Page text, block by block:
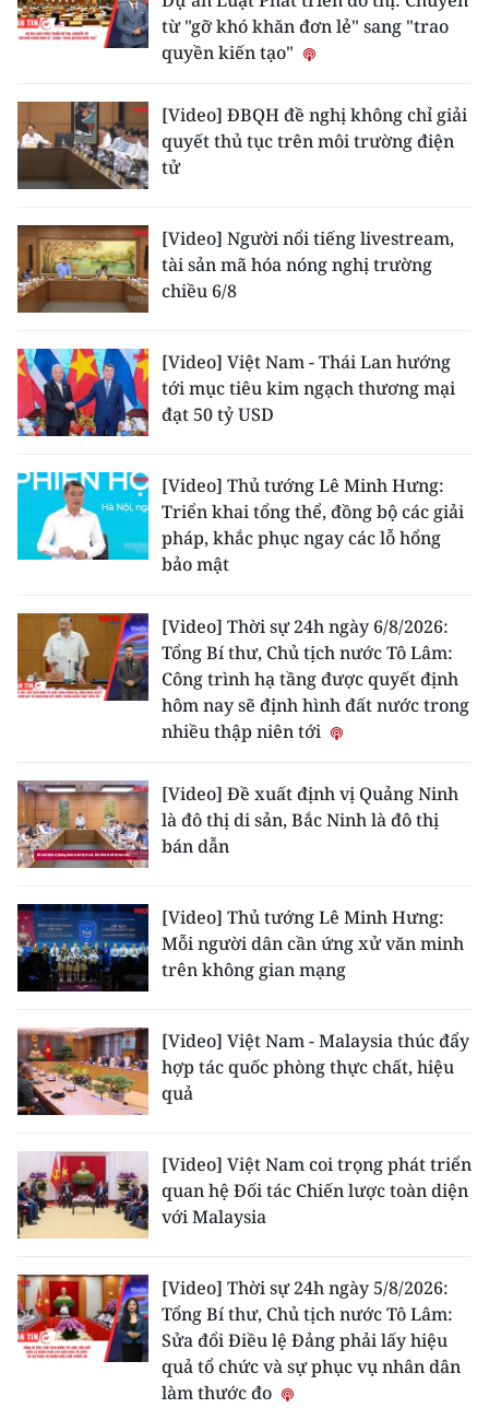
từ "gỡ khó khăn đơn lẻ" sang "trao
quyền kiến tạo"
[Video] ĐBQH đề nghị không chỉ giải
quyết thủ tục trên môi trường điện
tử
[Video] Người nổi tiếng livestream,
tài sản mã hóa nóng nghị trường
chiều 6/8
[Video] Việt Nam - Thái Lan hướng
tới mục tiêu kim ngạch thương mại
đạt 50 tỷ USD
[Video] Thủ tướng Lê Minh Hưng:
Triển khai tổng thể, đồng bộ các giải
pháp, khắc phục ngay các lỗ hổng
bảo mật
[Video] Thời sự 24h ngày 6/8/2026:
Tổng Bí thư, Chủ tịch nước Tô Lâm:
Công trình hạ tầng được quyết định
hôm nay sẽ định hình đất nước trong
nhiều thập niên tới
[Video] Đề xuất định vị Quảng Ninh
là đô thị di sản, Bắc Ninh là đô thị
bán dẫn
[Video] Thủ tướng Lê Minh Hưng:
Mỗi người dân cần ứng xử văn minh
trên không gian mạng
[Video] Việt Nam - Malaysia thúc đẩy
hợp tác quốc phòng thực chất, hiệu
quả
[Video] Việt Nam coi trọng phát triển
quan hệ Đối tác Chiến lược toàn diện
với Malaysia
[Video] Thời sự 24h ngày 5/8/2026:
Tổng Bí thư, Chủ tịch nước Tô Lâm:
Sửa đổi Điều lệ Đảng phải lấy hiệu
quả tổ chức và sự phục vụ nhân dân
làm thước đo